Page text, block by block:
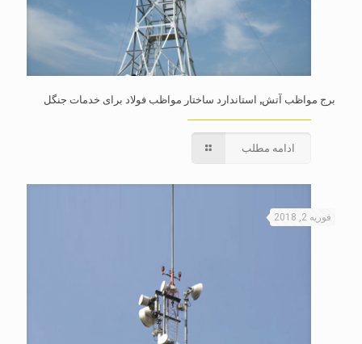
برج مواظب آتش, استاندارد ساختار مواظب فولاد برای خدمات جنگل
ادامه مطلب
فوریه 2, 2018